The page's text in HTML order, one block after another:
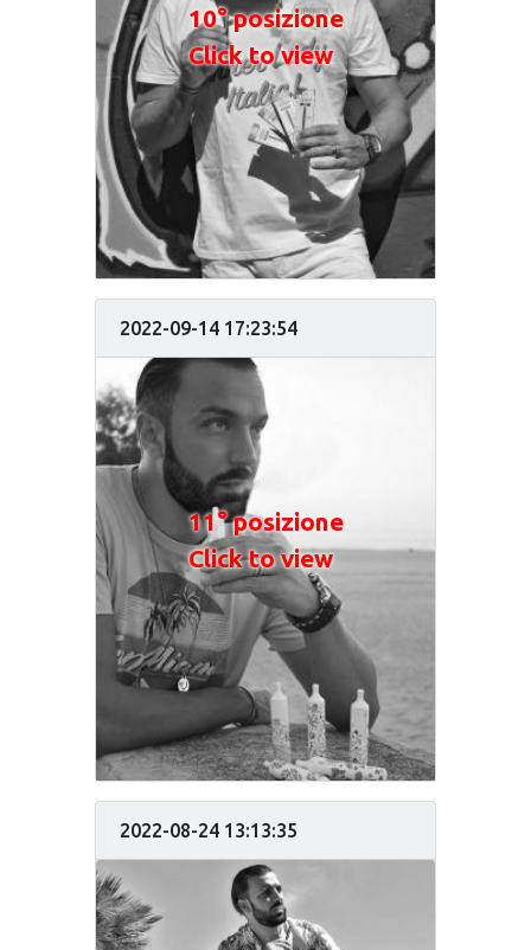
10° posizione
Click to view
2022-09-14 17:23:54
11° posizione
Click to view
2022-08-24 13:13:35